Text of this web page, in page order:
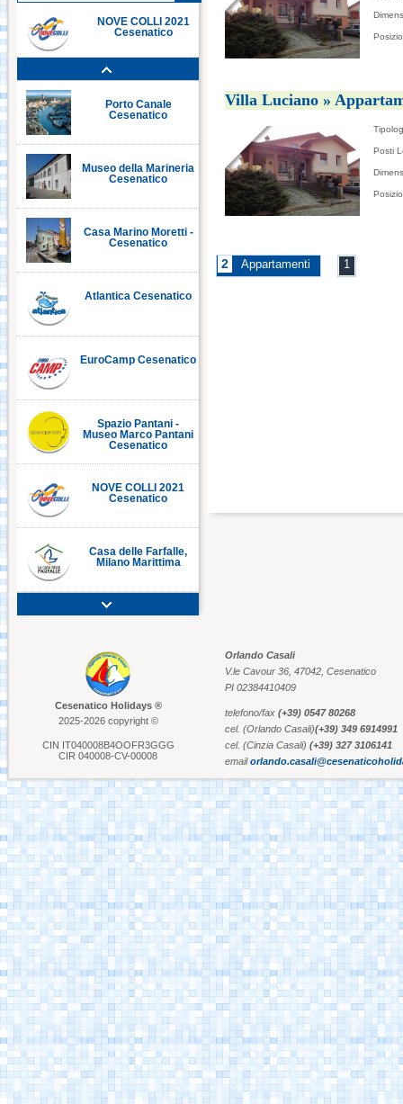
NOVE COLLI 2021
Cesenatico
Porto Canale
Cesenatico
Museo della Marineria
Cesenatico
Casa Marino Moretti -
Cesenatico
Atlantica Cesenatico
EuroCamp Cesenatico
Spazio Pantani -
Museo Marco Pantani
Cesenatico
NOVE COLLI 2021
Cesenatico
Casa delle Farfalle,
Milano Marittima
Adriatic Golf Club
Mirabilandia Ravenna
Aquafan Riccione
Parco Oltremare -
Fiabilandia Rimini
Italia in Miniatura -
Rimini
Le Navi Acquario -
Cattolica
Porto Canale Cervia
Villa Luciano »
Posti
2 Appartamenti 1
Cesenatico Holidays ®
2025-2026 copyright ©
CIN IT040008B4OOFR3GGG
CIR 040008-CV-00008
Orlando Casali
V.le Cavour 36, 47042, Cesenatico
PI 02384410409
telefono/fax (+39) 0547 80268
cel. (Orlando Casali)(+39) 349 6914991
cel. (Cinzia Casali) (+39) 327 3106141
email